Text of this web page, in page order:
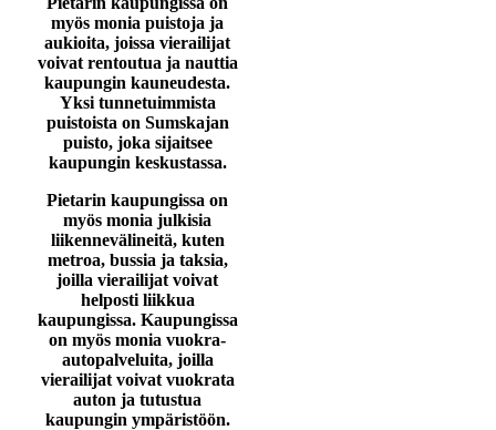
myös monia puistoja ja
aukioita, joissa vierailijat
voivat rentoutua ja nauttia
kaupungin kauneudesta.
Yksi tunnetuimmista
puistoista on Sumskajan
puisto, joka sijaitsee
kaupungin keskustassa.
Pietarin kaupungissa on
myös monia julkisia
liikennevälineitä, kuten
metroa, bussia ja taksia,
joilla vierailijat voivat
helposti liikkua
kaupungissa. Kaupungissa
on myös monia vuokra-
autopalveluita, joilla
vierailijat voivat vuokrata
auton ja tutustua
kaupungin ympäristöön.